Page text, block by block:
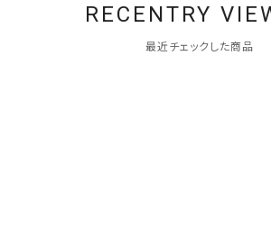
RECENTRY
最近チェックした商品